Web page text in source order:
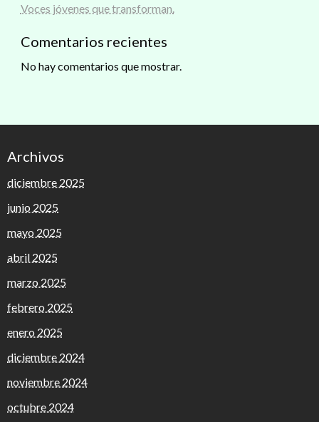
Voces jóvenes que transforman.
Comentarios recientes
No hay comentarios que mostrar.
Archivos
diciembre 2025
junio 2025
mayo 2025
abril 2025
marzo 2025
febrero 2025
enero 2025
diciembre 2024
noviembre 2024
octubre 2024